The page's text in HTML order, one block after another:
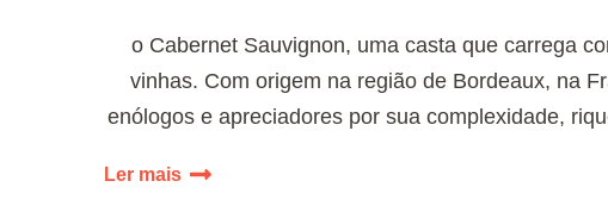
o Cabernet Sauvignon, uma casta que carrega
vinhas. Com origem na região de Bordeaux, na
enólogos e apreciadores por sua complexidade,
Ler mais